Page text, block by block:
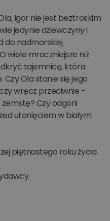
Igor nie jest beztroskim
jedynie dziewczyny i
do nadmorskiej
wiele mroczniejsze niż
tajemnicę, która
Czy Ola stanie się jego
wręcz przeciwnie -
Czy odgoni
utonięciem w białym
piętnastego roku życia.